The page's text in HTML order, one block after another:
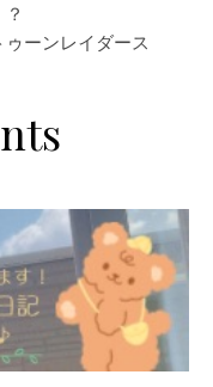
ーンレイダース